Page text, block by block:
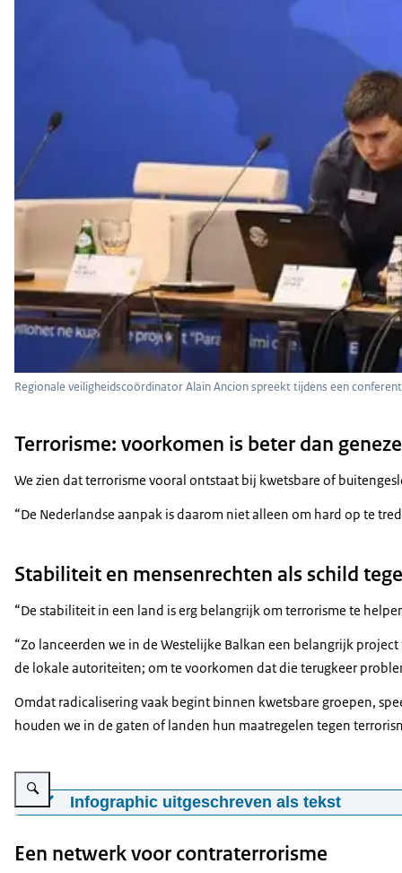
Regionale veiligheidscoördinator Alain Ancion spreekt tijdens een
Terrorisme: voorkomen is beter dan
We zien dat terrorisme vooral ontstaat bij kwetsbare of
“De Nederlandse aanpak is daarom niet alleen om hard op te
Stabiliteit en mensenrechten als schild
“De stabiliteit in een land is erg belangrijk om terrorisme te
“Zo lanceerden we in de Westelijke Balkan een belangrijk
de lokale autoriteiten; om te voorkomen dat die terugkeer
Omdat radicalisering vaak begint binnen kwetsbare groepen,
houden we in de gaten of landen hun maatregelen tegen
Vergroot afbeelding Wereldwijd tegengaan van gewelddadig extremisme
Infographic uitgeschreven als tekst
Inzet Nederlands diplomatiek netwerk 2021
Een netwerk voor contraterrorisme